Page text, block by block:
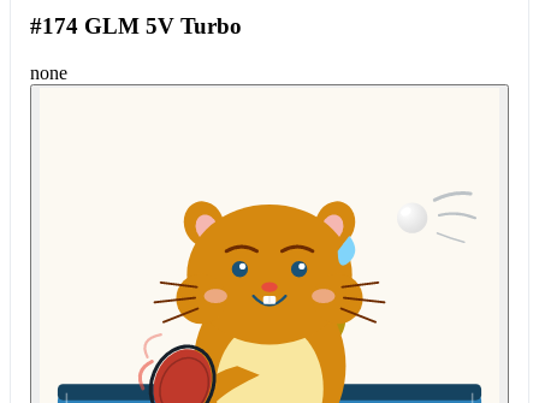
#174 GLM 5V Turbo
none